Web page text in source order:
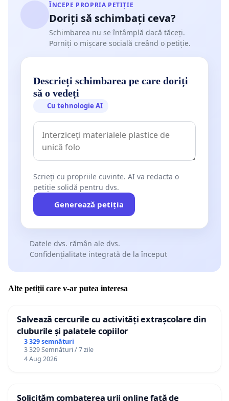
ÎNCEPE PROPRIA PETIȚIE
Doriți să schimbați ceva?
Schimbarea nu se întâmplă dacă tăceți.
Porniți o mișcare socială creând o petiție.
Descrieți schimbarea pe care doriți
să o vedeți
Cu tehnologie AI
Scrieți cu propriile cuvinte. AI va redacta o
petiție solidă pentru dvs.
Generează petiția
Datele dvs. rămân ale dvs.
Confidențialitate integrată de la început
Alte petiții care v-ar putea interesa
Salvează cercurile cu activități extrașcolare din
cluburile și palatele copiilor
3 329 semnături
3 329 Semnături / 7 zile
4 Aug 2026
Solicităm combaterea urii online față de